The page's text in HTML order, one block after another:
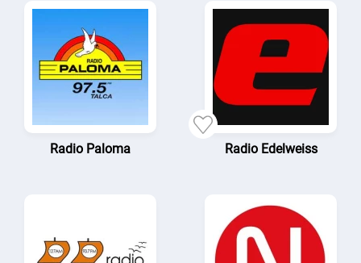
Radio Paloma Radio Edelweiss